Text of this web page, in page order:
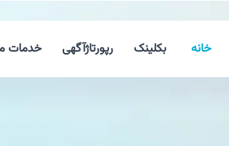
خانه بکلینک رپورتاژآگهی خدمات ما